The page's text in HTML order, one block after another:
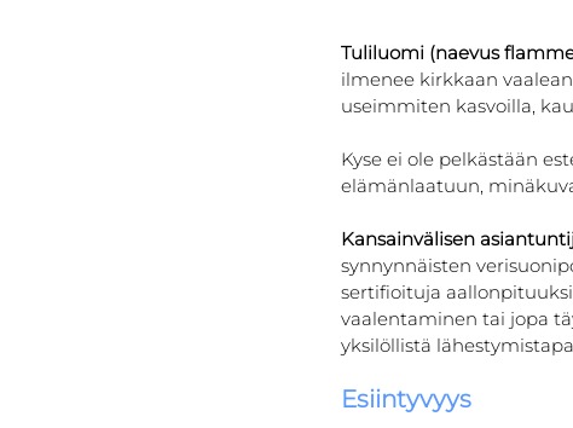
Tuliluomi (naevus
ilmenee kirkkaan
useimmiten kasvoilla,
Kyse ei ole pelkästään
elämänlaatuun,
Kansainvälisen
synnynnäisten
sertifioituja
vaalentaminen tai jopa
yksilöllistä
Esiintyvyys